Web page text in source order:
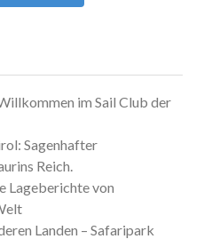
im Sail Club der
Sagenhafter
Reich.
Lageberichte von
Landen – Safaripark